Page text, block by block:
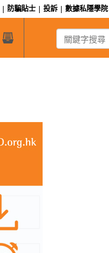
防騙貼士 投訴 數據私隱學院